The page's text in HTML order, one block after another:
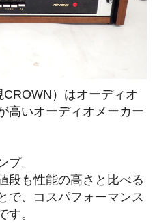
）はオーディオ
高いオーディオメーカー
プ。
段も性能の高さと比べる
で、コスパフォーマンス
す。